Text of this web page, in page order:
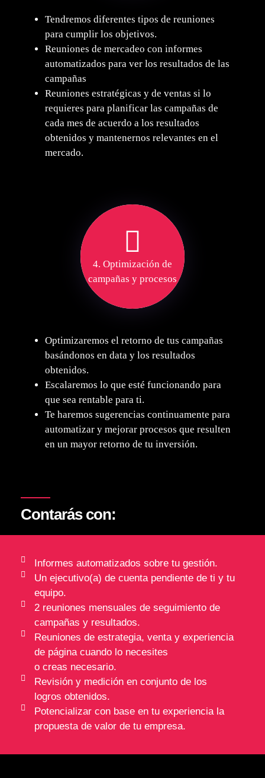
Tendremos diferentes tipos de reuniones
para cumplir los objetivos.
Reuniones de mercadeo con informes
automatizados para ver los resultados de las
campañas
Reuniones estratégicas y de ventas si lo
requieres para planificar las campañas de
cada mes de acuerdo a los resultados
obtenidos y mantenernos relevantes en el
mercado.
4. Optimización de
campañas y procesos
Optimizaremos el retorno de tus campañas
basándonos en data y los resultados
obtenidos.
Escalaremos lo que esté funcionando para
que sea rentable para ti.
⁠Te haremos sugerencias continuamente para
automatizar y mejorar procesos que resulten
en un mayor retorno de tu inversión.
Contarás con:
Informes automatizados sobre tu gestión.
Un ejecutivo(a) de cuenta pendiente de ti y tu
equipo.
2 reuniones mensuales de seguimiento de
campañas y resultados.
Reuniones de estrategia, venta y experiencia
de página cuando lo necesites
o creas necesario.
Revisión y medición en conjunto de los
logros obtenidos.
Potencializar con base en tu experiencia la
propuesta de valor de tu empresa.